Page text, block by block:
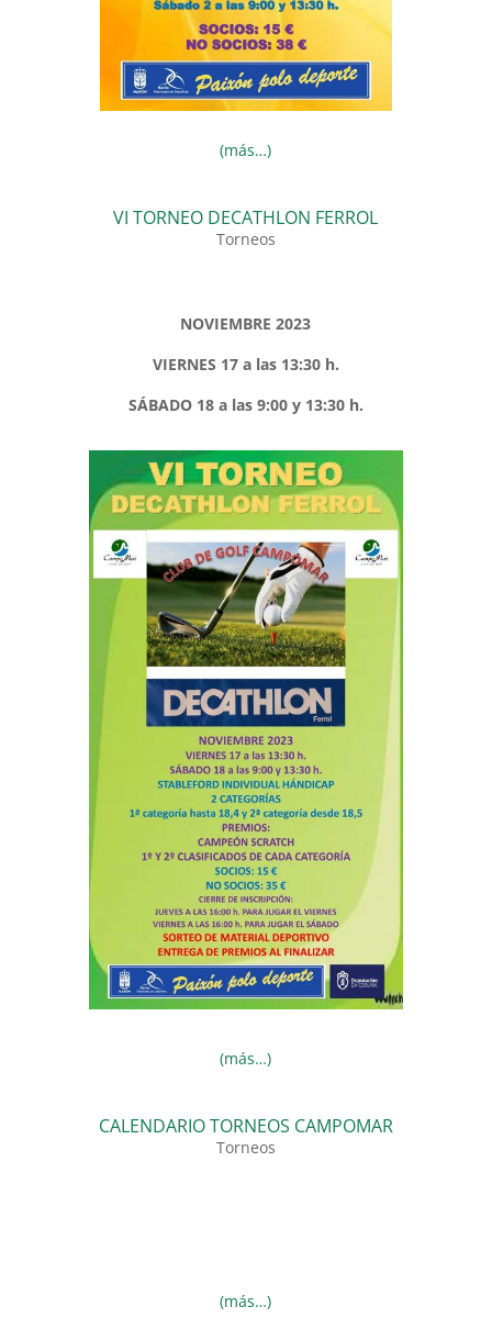
(más…)
VI TORNEO DECATHLON FERROL
Torneos
NOVIEMBRE 2023
VIERNES 17 a las 13:30 h.
SÁBADO 18 a las 9:00 y 13:30 h.
(más…)
CALENDARIO TORNEOS CAMPOMAR
Torneos
(más…)